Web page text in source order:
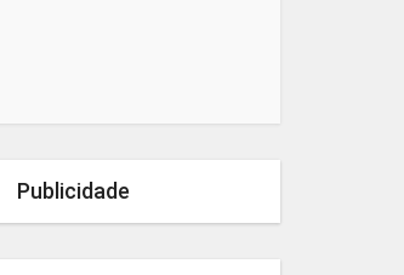
Publicidade